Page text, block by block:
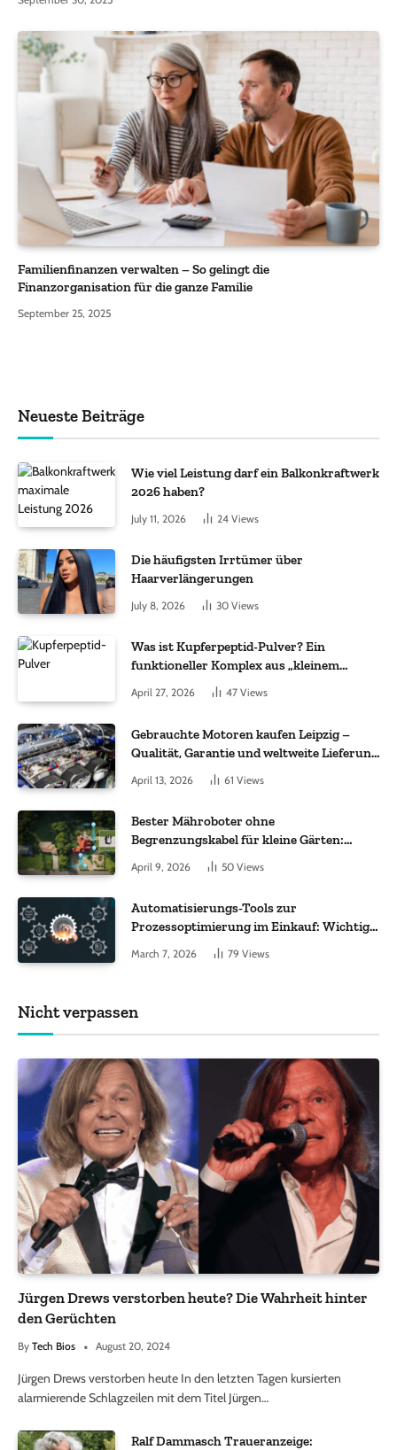
Familienfinanzen verwalten – So gelingt die
Finanzorganisation für die ganze Familie
September 25, 2025
Neueste Beiträge
Wie viel Leistung darf ein Balkonkraftwerk
2026 haben?
July 11, 2026 24 Views
Die häufigsten Irrtümer über
Haarverlängerungen
July 8, 2026 30 Views
Was ist Kupferpeptid-Pulver? Ein
funktioneller Komplex aus „kleinem
Molekül + Metall“
April 27, 2026 47 Views
Gebrauchte Motoren kaufen Leipzig –
Qualität, Garantie und weltweite Lieferung
April 13, 2026 61 Views
Bester Mähroboter ohne
Begrenzungskabel für kleine Gärten:
Worauf es bei 200 bis 500 m² wirklich
ankommt
April 9, 2026 50 Views
Automatisierungs-Tools zur
Prozessoptimierung im Einkauf: Wichtige
Funktionen, auf die Sie achten sollten
March 7, 2026 79 Views
Nicht verpassen
Jürgen Drews verstorben heute? Die Wahrheit hinter
den Gerüchten
By Tech Bios August 20, 2024
Jürgen Drews verstorben heute In den letzten Tagen kursierten
alarmierende Schlagzeilen mit dem Titel Jürgen…
Ralf Dammasch Traueranzeige: